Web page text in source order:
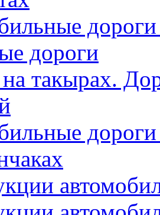
дороги
такырах.